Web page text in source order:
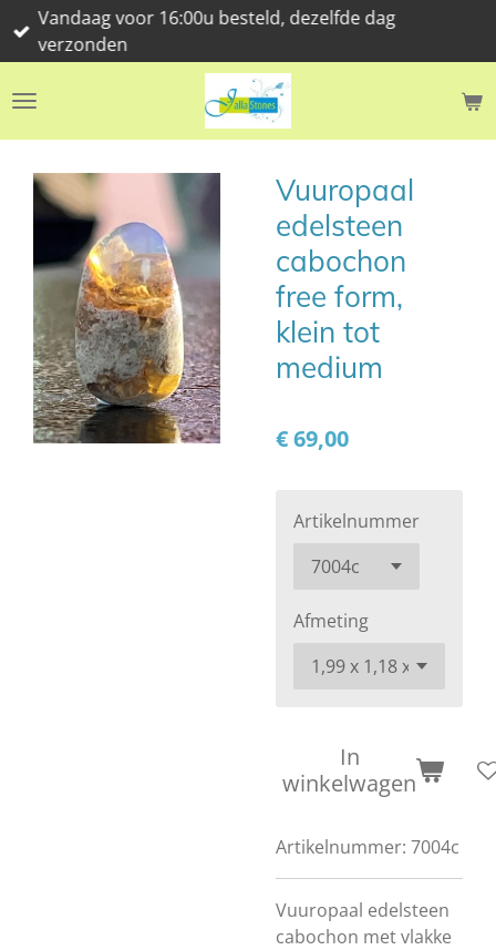
Ga
direct
de
Vandaag voor 16:00u besteld, dezelfde dag
verzonden
Vuuropaal
edelsteen
cabochon
free form,
klein tot
medium
€ 69,00
Artikelnummer
Afmeting
In
winkelwagen
Artikelnummer: 7004c
Vuuropaal edelsteen
cabochon met vlakke